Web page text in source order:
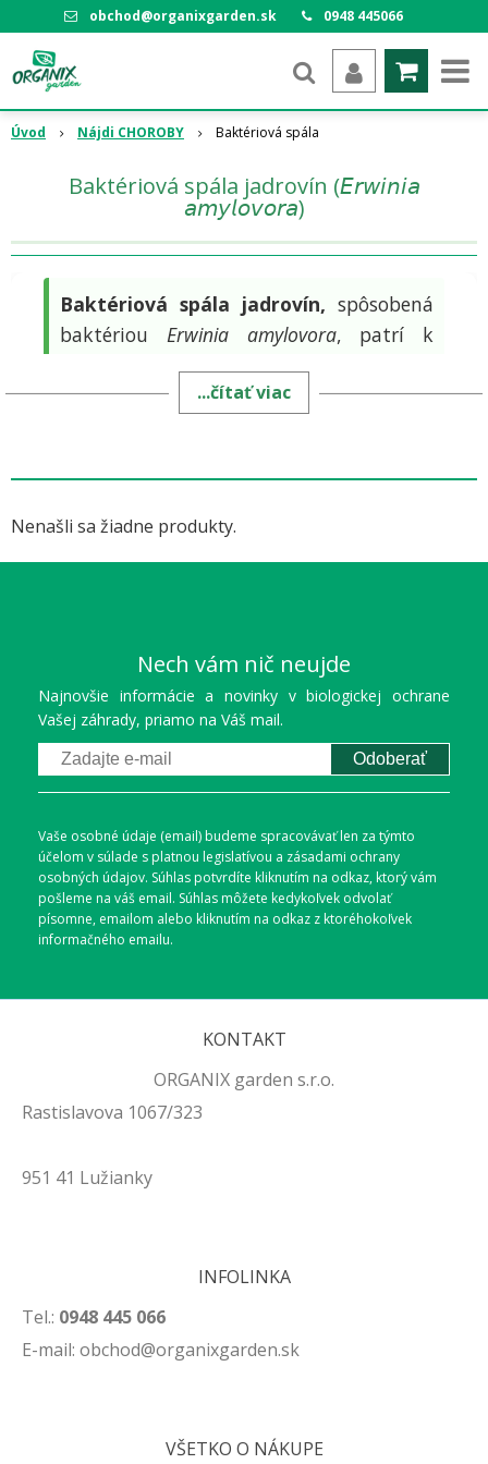
obchod@organixgarden.sk 0948 445066
Úvod Nájdi CHOROBY Baktériová spála
Baktériová spála jadrovín (𝘌𝘳𝘸𝘪𝘯𝘪𝘢
𝘢𝘮𝘺𝘭𝘰𝘷𝘰𝘳𝘢)
Baktériová spála jadrovín, spôsobená
baktériou Erwinia amylovora, patrí k
mimoriadneagresívnym a
nebezpečným karanténnym
ružovitých,pričom dokáže v priebehu
jedinej sezóny zlikvidovať celý produkčný
liečby po prepuknutí infekcie.
Napadnuté výhonky s typickým hákovitým ohnutím.
Ako ju spoznať?
Napadnutie stromu je veľmi nápadné, prudké a
rozvíja sa s epidemickou rýchlosťou. Príznaky sa
objavujú na všetkých nadzemných častiach
Vzhľad poškodenia:
výhony doslova uhoľnatejú dočierna.
opálil plameňometom, no neopadávajú –
zostávajú pevne visieť na konároch.
ohýbajú smerom nadol do tvaru háku, čím
...čítať viac
Nenašli sa žiadne produkty.
Nech vám nič neujde
Najnovšie informácie a novinky v biologickej ochrane
Vašej záhrady, priamo na Váš mail.
Odoberať
Vaše osobné údaje (email) budeme spracovávať len za týmto
účelom v súlade s platnou legislatívou a zásadami ochrany
osobných údajov. Súhlas potvrdíte kliknutím na odkaz, ktorý vám
pošleme na váš email. Súhlas môžete kedykoľvek odvolať
písomne, emailom alebo kliknutím na odkaz z ktoréhokoľvek
informačného emailu.
KONTAKT
ORGANIX garden s.r.o.
Rastislavova 1067/323
951 41 Lužianky
INFOLINKA
Tel.: 0948 445 066
E-mail: obchod@organixgarden.sk
VŠETKO O NÁKUPE